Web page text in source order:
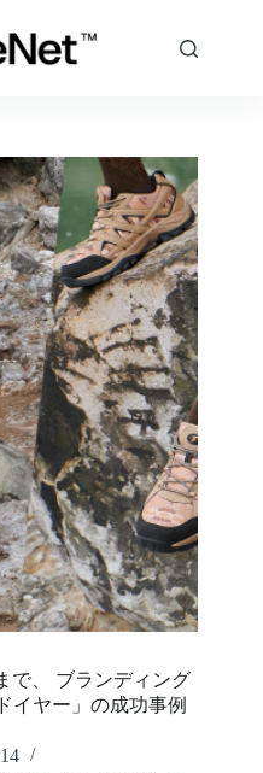
で、 ブランディング
イヤー」の成功事例